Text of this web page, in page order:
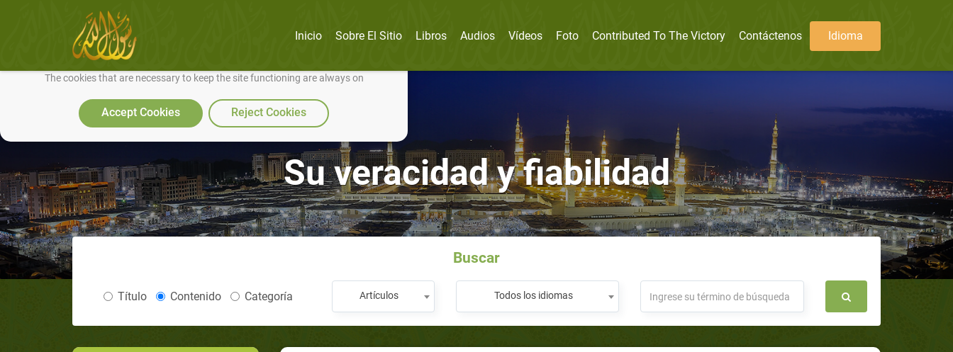
We use cookies to make our site work well for you and so we can continually improve it.
The cookies that are necessary to keep the site functioning are always on
Accept Cookies Reject Cookies
Inicio Sobre El Sitio Libros Audios Vídeos Foto Contributed To The Victory Contáctenos Idioma
Su veracidad y fiabilidad
Buscar
Título Contenido Categoría Artículos Todos los idiomas